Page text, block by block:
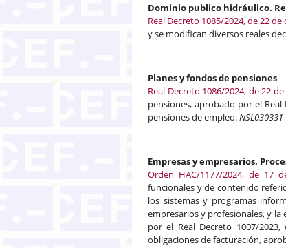
Dominio publico hidráulico.
Real Decreto 1085/2024, de 22
y se modifican diversos reales
Planes y fondos de pensiones
Real Decreto 1086/2024, de 22
pensiones, aprobado por el
pensiones de empleo.NSL030331
Empresas y empresarios.
Orden HAC/1177/2024, de 17
funcionales y de contenido
los sistemas y programas
empresarios y profesionales, y
por el Real Decreto 1007/
obligaciones de facturación,